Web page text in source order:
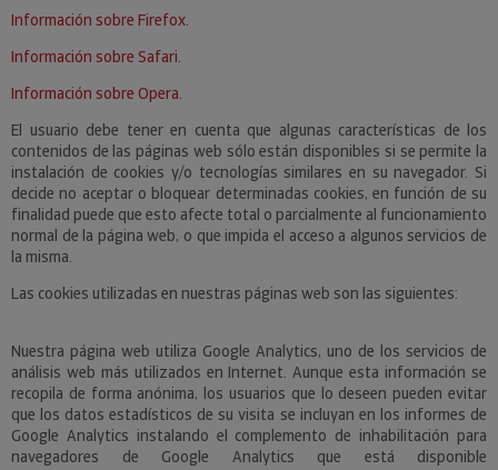
Información sobre Firefox.
Información sobre Safari.
Información sobre Opera.
El usuario debe tener en cuenta que algunas características de los
contenidos de las páginas web sólo están disponibles si se permite la
instalación de cookies y/o tecnologías similares en su navegador. Si
decide no aceptar o bloquear determinadas cookies, en función de su
finalidad puede que esto afecte total o parcialmente al funcionamiento
normal de la página web, o que impida el acceso a algunos servicios de
la misma.
Las cookies utilizadas en nuestras páginas web son las siguientes:
Nuestra página web utiliza Google Analytics, uno de los servicios de
análisis web más utilizados en Internet. Aunque esta información se
recopila de forma anónima, los usuarios que lo deseen pueden evitar
que los datos estadísticos de su visita se incluyan en los informes de
Google Analytics instalando el complemento de inhabilitación para
navegadores de Google Analytics que está disponible